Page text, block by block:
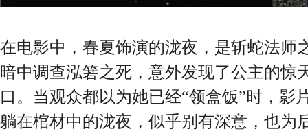
在电影中，春夏饰演的泷夜，是斩蛇法师
暗中调查泓箬之死，意外发现了公主的惊
口。当观众都以为她已经“领盒饭”时，影
躺在棺材中的泷夜，似乎别有深意，也为